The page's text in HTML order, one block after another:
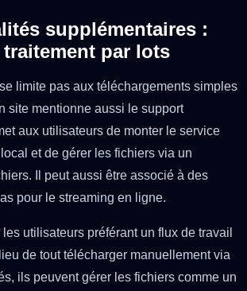
supplémentaires :
traitement par lots
limite pas aux téléchargements simples
site mentionne aussi le support
aux utilisateurs de monter le service
et de gérer les fichiers via un
Il peut aussi être associé à des
pour le streaming en ligne.
utilisateurs préférant un flux de travail
de tout télécharger manuellement via
ils peuvent gérer les fichiers comme un